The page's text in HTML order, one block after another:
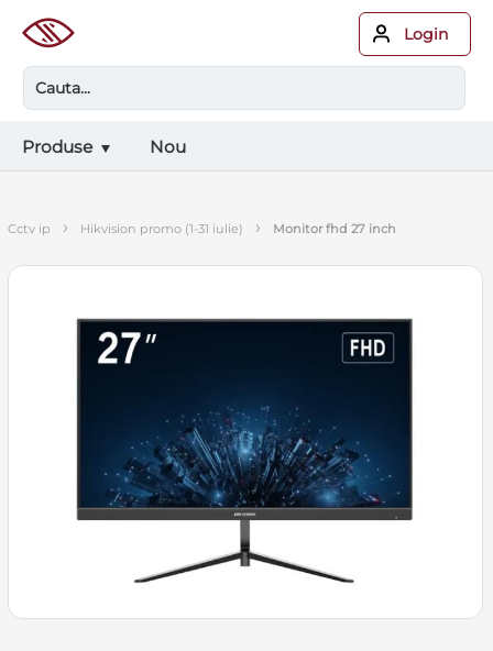
Login
Produse Nou
cctv ip › hikvision promo (1-31 iulie) › monitor fhd 27 inch